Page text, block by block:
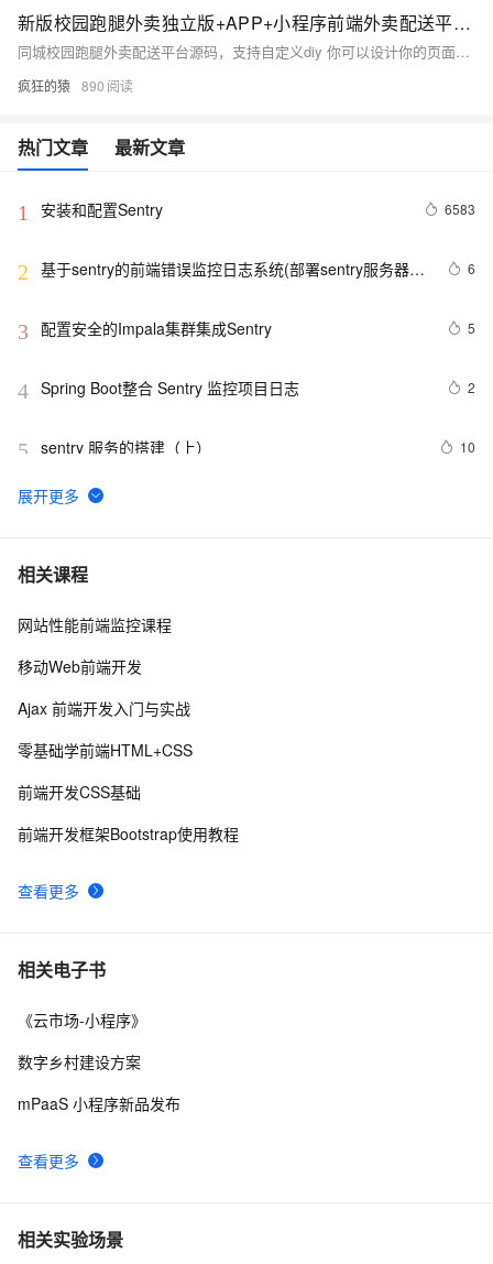
新版校园跑腿外卖独立版+APP+小程序前端外卖配送平台源码
同城校园跑腿外卖配送平台源码，支持自定义diy 你可以设计你的页面，设计你自己的风格，支持多校园，独立版本，多商户，有用户端，骑手端，商家端，强大的功能
疯狂的猿 890
热门文章 最新文章
1 安装和配置Sentry 6583
2 基于sentry的前端错误监控日志系统(部署sentry服务器/
6
3 配置安全的Impala集群集成Sentry 5
4 Spring Boot整合 Sentry 监控项目日志 2
5 sentry 服务的搭建（上） 10
6 Sentry 监控 - Search 搜索查询实战
7 Sentry 开发者贡献指南 - 后端服务
8 Sentry 官方 JavaScript SDK 简介与调试指南
JAVASCRIPT Source Maps详解（二）
10Sentry 开发者贡献指南 - SDK 开发(会话)
相关课程
查看更多
网站性能前端监控课程
移动Web前端开发
Ajax 前端开发入门与实战
零基础学前端HTML+CSS
前端开发CSS基础
前端开发框架Bootstrap使用教程
相关电子书
查看更多
《云市场-小程序》
数字乡村建设方案
mPaaS 小程序新品发布
相关实验场景